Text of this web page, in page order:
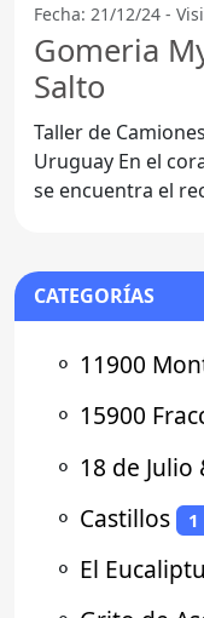
Fecha: 21/12/24 -
Gomeria
Salto
Taller de
Uruguay En el corazón del Departamento de Salto,
se encuentra el
CATEGORÍAS
⚬ 11900
⚬ 15900
⚬ 18 de
⚬ Castillos 1
⚬ El